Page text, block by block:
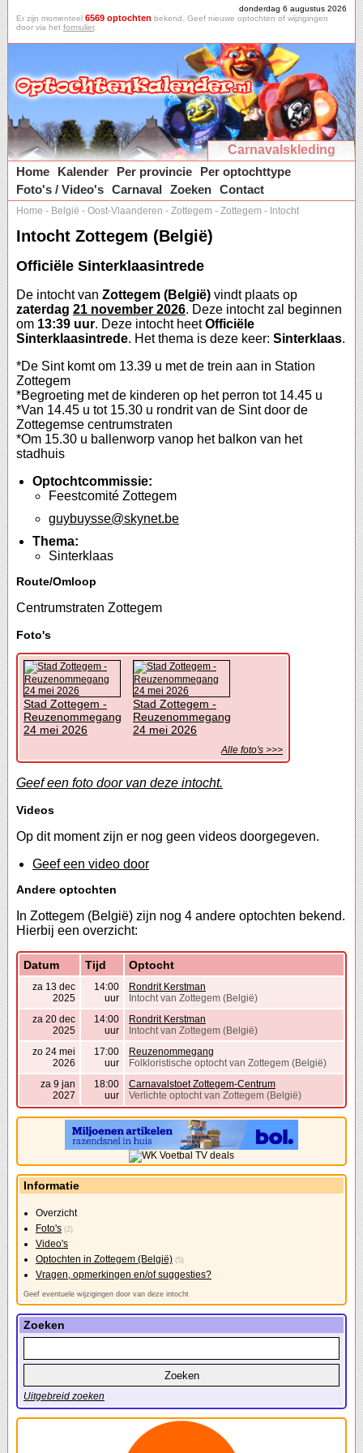
donderdag 6 augustus 2026
Er zijn momenteel 6569 optochten bekend. Geef nieuwe optochten of wijzigingen
door via het formulier.
Carnavalskleding
Home
Kalender Per provincie
Per optochttype
Foto's / Video's Carnaval Zoeken Contact
Home - België - Oost-Vlaanderen - Zottegem - Zottegem - Intocht
Intocht Zottegem (België)
Officiële Sinterklaasintrede
De intocht van Zottegem (België) vindt plaats op
zaterdag 21 november 2026. Deze intocht zal beginnen
om 13:39 uur. Deze intocht heetOfficiële
Sinterklaasintrede. Het thema is deze keer: Sinterklaas.
*De Sint komt om 13.39 u met de trein aan in Station
Zottegem
*Begroeting met de kinderen op het perron tot 14.45 u
*Van 14.45 u tot 15.30 u rondrit van de Sint door de
Zottegemse centrumstraten
*Om 15.30 u ballenworp vanop het balkon van het
stadhuis
Optochtcommissie:
Feestcomité Zottegem
guybuysse@skynet.be
Thema:
Sinterklaas
Route/Omloop
Centrumstraten Zottegem
Foto's
Stad Zottegem -
Reuzenommegang
24 mei 2026
Stad Zottegem -
Reuzenommegang
24 mei 2026
Alle foto's >>>
Geef een foto door van deze intocht.
Videos
Op dit moment zijn er nog geen videos doorgegeven.
Geef een video door
Andere optochten
In Zottegem (België) zijn nog 4 andere optochten bekend.
Hierbij een overzicht:
Datum Tijd Optocht
za 13 dec
2025
14:00
uur
Rondrit Kerstman
Intocht van Zottegem (België)
za 20 dec
2025
14:00
uur
Rondrit Kerstman
Intocht van Zottegem (België)
zo 24 mei
2026
17:00
uur
Reuzenommegang
Folkloristische optocht van Zottegem (België)
za 9 jan
2027
18:00
uur
Carnavalstoet Zottegem-Centrum
Verlichte optocht van Zottegem (België)
Informatie
Overzicht
Foto's (2)
Video's
Optochten in Zottegem (België) (5)
Vragen, opmerkingen en/of suggesties?
Geef eventuele wijzigingen door van deze intocht
Zoeken
Uitgebreid zoeken